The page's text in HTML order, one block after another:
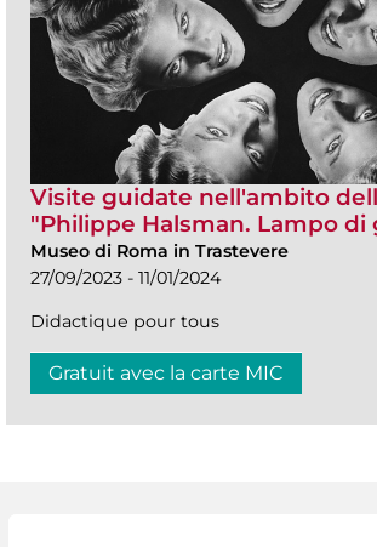
Visite guidate nell'ambito
"Philippe Halsman. Lampo di
Museo di Roma in Trastevere
27/09/2023 - 11/01/2024
Didactique pour tous
Gratuit avec la carte MIC